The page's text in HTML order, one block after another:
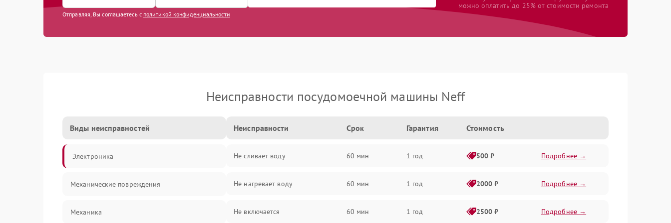
Отправляя, Вы соглашаетесь с политикой конфиденциальности
можно оплатить до 25% от стоимости ремонта
Неисправности посудомоечной машины Neff
Виды неисправностей
Электроника
Механические повреждения
Механика
Неисправности Срок Гарантия Стоимость
Не сливает воду 60 мин 1 год 500 ₽ Подробнее →
Не нагревает воду 60 мин 1 год 2000 ₽ Подробнее →
Не включается 60 мин 1 год 2500 ₽ Подробнее →